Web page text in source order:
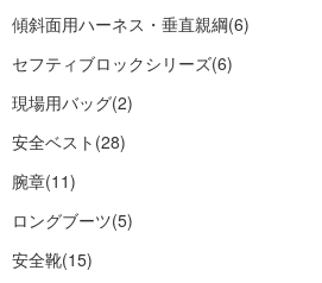
傾斜面用ハーネス・垂直親綱(6)
セフティブロックシリーズ(6)
現場用バッグ(2)
安全ベスト (28)
腕章(11)
ロングブーツ(5)
安全靴(15)